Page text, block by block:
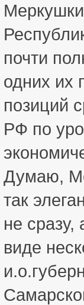
почти
одних их
позиций
РФ по
Думаю,
так
не сразу,
виде